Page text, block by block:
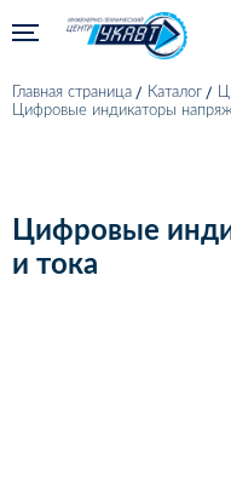
Главная страница Каталог
Цифровые индикаторы
Цифровые
и тока